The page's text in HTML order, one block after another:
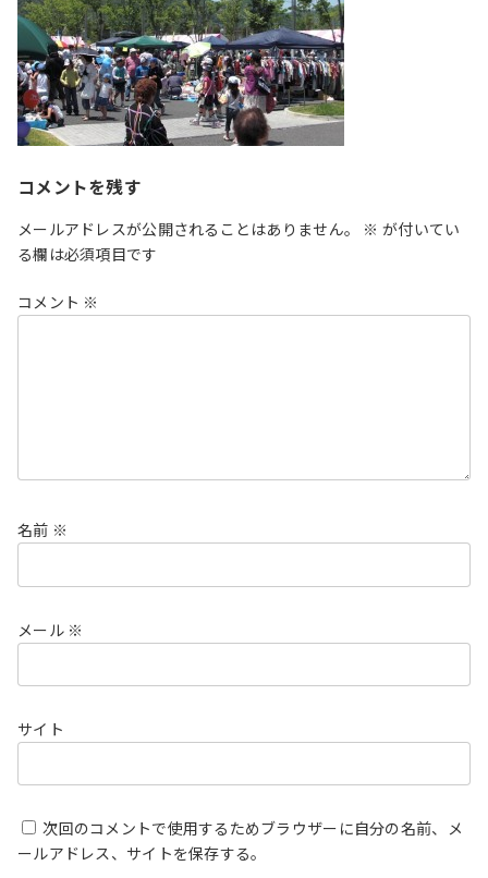
コメントを残す
メールアドレスが公開されることはありません。 ※ が付いてい
る欄は必須項目です
コメント ※
名前 ※
メール ※
サイト
次回のコメントで使用するためブラウザーに自分の名前、メ
ールアドレス、サイトを保存する。